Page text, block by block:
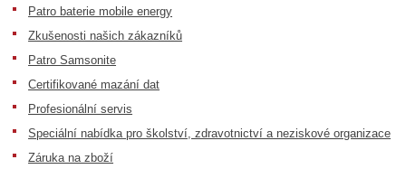
Patro baterie mobile energy
Zkušenosti našich zákazníků
Patro Samsonite
Certifikované mazání dat
Profesionální servis
Speciální nabídka pro školství, zdravotnictví a neziskové organizace
Záruka na zboží